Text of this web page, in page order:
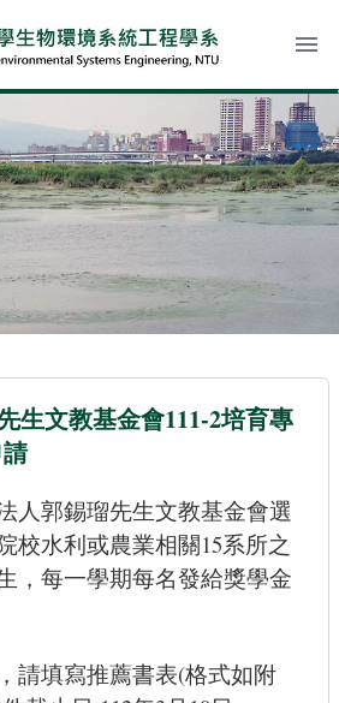
menu
生文教基金會111-2培育專
人郭錫瑠先生文教基金會選
校水利或農業相關15系所之
，每一學期每名發給獎學金
請填寫推薦書表(格式如附